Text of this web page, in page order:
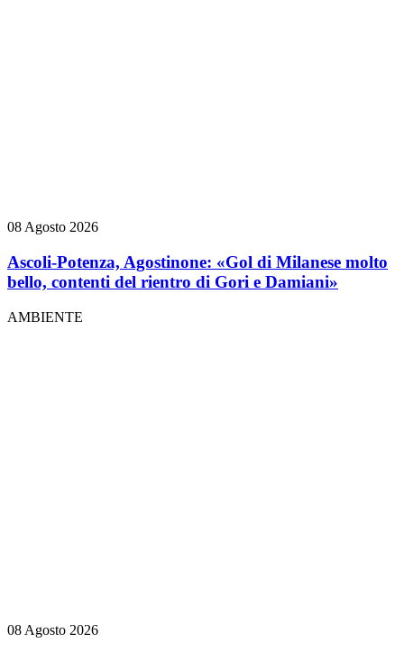
08 Agosto 2026
Ascoli-Potenza, Agostinone: «Gol di Milanese molto
bello, contenti del rientro di Gori e Damiani»
AMBIENTE
08 Agosto 2026